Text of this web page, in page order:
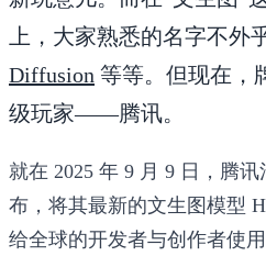
上，大家熟悉的名字不外
Diffusion 等等。但现在，
级玩家——腾讯。
就在 2025 年 9 月 9 日，腾
布，将其最新的文生图模型
给全球的开发者与创作者使